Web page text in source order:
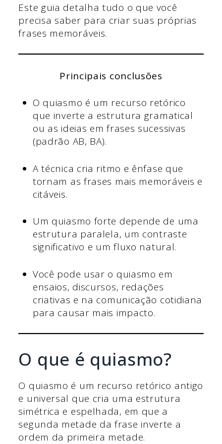
Este guia detalha tudo o que você
precisa saber para criar suas próprias
frases memoráveis.
Principais conclusões
O quiasmo é um recurso retórico
que inverte a estrutura gramatical
ou as ideias em frases sucessivas
(padrão AB, BA).
A técnica cria ritmo e ênfase que
tornam as frases mais memoráveis e
citáveis.
Um quiasmo forte depende de uma
estrutura paralela, um contraste
significativo e um fluxo natural.
Você pode usar o quiasmo em
ensaios, discursos, redações
criativas e na comunicação cotidiana
para causar mais impacto.
O que é quiasmo?
O quiasmo é um recurso retórico antigo
e universal que cria uma estrutura
simétrica e espelhada, em que a
segunda metade da frase inverte a
ordem da primeira metade.